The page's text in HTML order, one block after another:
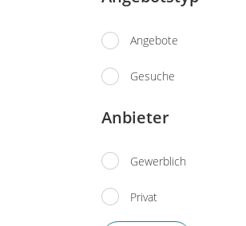
Angebote
Gesuche
Anbieter
Gewerblich
Privat